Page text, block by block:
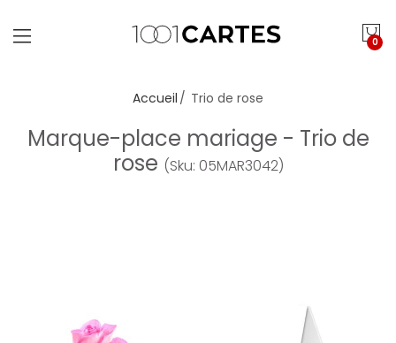
0
Accueil Trio de rose
Marque-place mariage - Trio de
rose (Sku: 05MAR3042)